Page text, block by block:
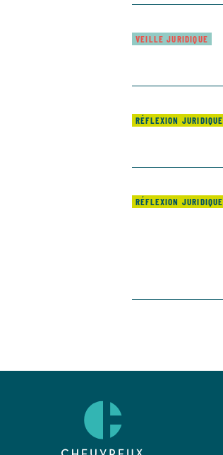
VEILLE JURIDIQUE
RÉFLEXION JURIDIQUE
RÉFLEXION JURIDIQUE